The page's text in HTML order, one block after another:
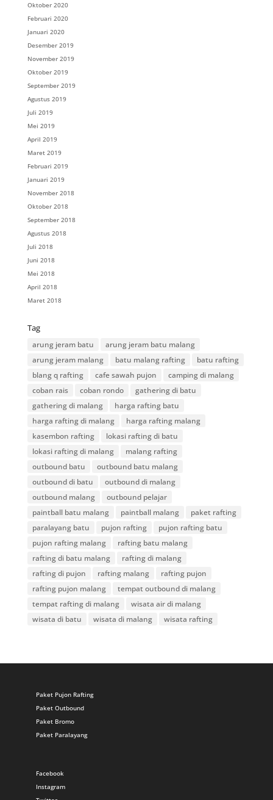
Oktober 2020
Februari 2020
Januari 2020
Desember 2019
November 2019
Oktober 2019
September 2019
Agustus 2019
Juli 2019
Mei 2019
April 2019
Maret 2019
Februari 2019
Januari 2019
November 2018
Oktober 2018
September 2018
Agustus 2018
Juli 2018
Juni 2018
Mei 2018
April 2018
Maret 2018
Tag
arung jeram batu
arung jeram batu malang
arung jeram malang
batu malang rafting
batu rafting
blang q rafting
cafe sawah pujon
camping di malang
coban rais
coban rondo
gathering di batu
gathering di malang
harga rafting batu
harga rafting di malang
harga rafting malang
kasembon rafting
lokasi rafting di batu
lokasi rafting di malang
malang rafting
outbound batu
outbound batu malang
outbound di batu
outbound di malang
outbound malang
outbound pelajar
paintball batu malang
paintball malang
paket rafting
paralayang batu
pujon rafting
pujon rafting batu
pujon rafting malang
rafting batu malang
rafting di batu malang
rafting di malang
rafting di pujon
rafting malang
rafting pujon
rafting pujon malang
tempat outbound di malang
tempat rafting di malang
wisata air di malang
wisata di batu
wisata di malang wisata rafting
Paket Pujon Rafting
Paket Outbound
Paket Bromo
Paket Paralayang
Facebook
Instagram